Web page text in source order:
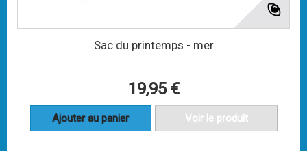
Sac du printemps - mer
19,95 €
Ajouter au panier Voir le produit